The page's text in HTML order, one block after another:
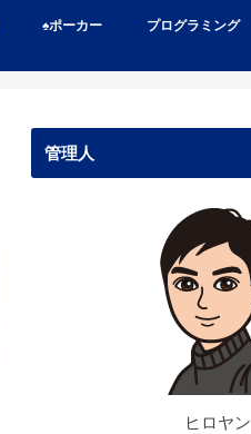
♠️ポーカー プログラミング
管理人
ヒロヤン